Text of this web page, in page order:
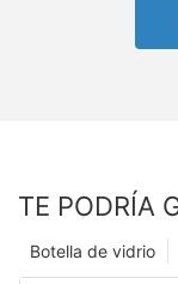
TE PODRÍA
Botella de vidrio